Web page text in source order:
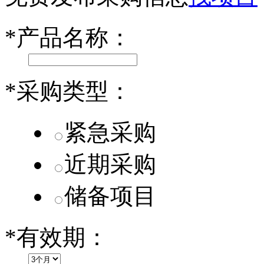
第二代 AION V核心零部件配套供应商一览
*产品名称：
*采购类型：
紧急采购
近期采购
储备项目
*有效期：